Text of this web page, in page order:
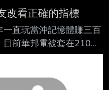
趨勢只會在40000-
改看正確的指標
直玩當沖記憶體賺三百
前華邦電被套在210。
3. 不看黃金 4. 不看油
不動，工程師本位看世